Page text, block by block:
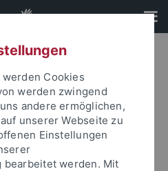
Cookies
werden zwingend
andere ermöglichen,
unserer Webseite zu
Einstellungen
bearbeitet werden. Mit